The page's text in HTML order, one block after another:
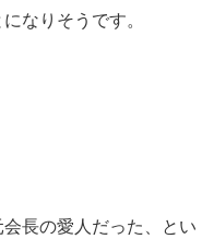
なりそうです。
長の愛人だった、とい